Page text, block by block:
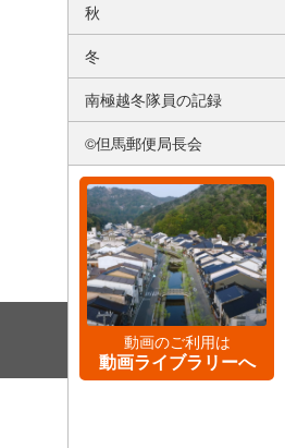
秋
冬
南極越冬隊員の記録
©但馬郵便局長会
動画のご利用は
動画ライブラリーへ